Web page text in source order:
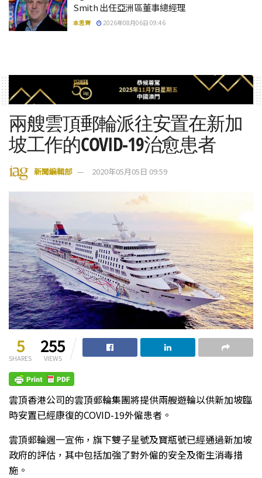
Smith 出任亞洲區董事總經理
本思齊 2026年08月06日 09:46
兩艘雲頂郵輪派往安置在新加
坡工作的COVID-19治愈患者
新聞編輯部 2020年05月05日 09:59
5
SHARES
255
VIEWS
雲頂香港公司的雲頂郵輪集團將提供兩艘遊輪以供新加坡臨
時安置已經康復的COVID-19外僱患者。
雲頂郵輪週一宣佈，旗下雙子星號及寶瓶號已經通過新加坡
政府的評估，其中包括加強了對外僱的安全及衛生消毒措
施。